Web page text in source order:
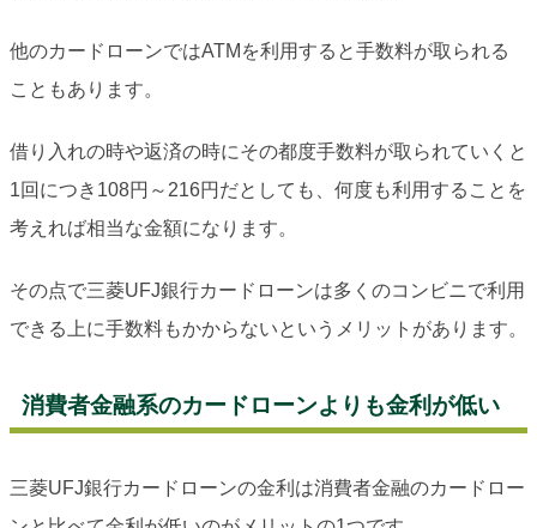
他のカードローンではATMを利用すると手数料が取られる
こともあります。
借り入れの時や返済の時にその都度手数料が取られていくと
1回につき108円～216円だとしても、何度も利用することを
考えれば相当な金額になります。
その点で三菱UFJ銀行カードローンは多くのコンビニで利用
できる上に手数料もかからないというメリットがあります。
消費者金融系のカードローンよりも金利が低い
三菱UFJ銀行カードローンの金利は消費者金融のカードロー